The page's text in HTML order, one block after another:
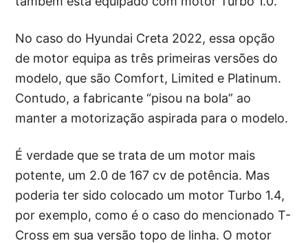
No caso do Hyundai Creta 2022, essa opção
de motor equipa as três primeiras versões do
modelo, que são Comfort, Limited e Platinum.
Contudo, a fabricante “pisou na bola” ao
manter a motorização aspirada para o modelo.
É verdade que se trata de um motor mais
potente, um 2.0 de 167 cv de potência. Mas
poderia ter sido colocado um motor Turbo 1.4,
por exemplo, como é o caso do mencionado T-
Cross em sua versão topo de linha. O motor